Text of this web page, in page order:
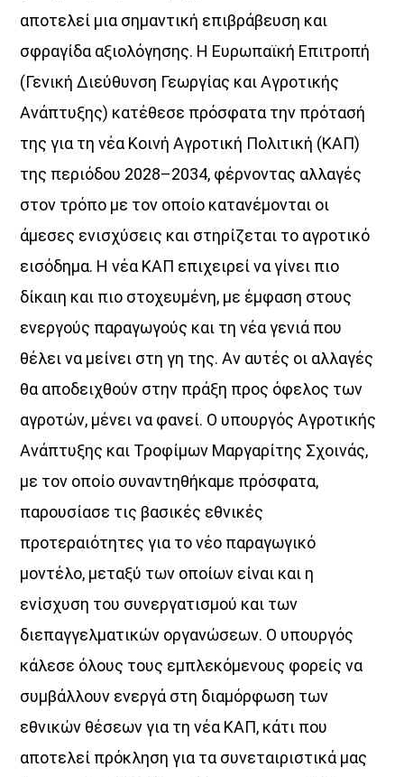
αποτελεί μια σημαντική επιβράβευση και
σφραγίδα αξιολόγησης. Η Ευρωπαϊκή Επιτροπή
(Γενική Διεύθυνση Γεωργίας και Αγροτικής
Ανάπτυξης) κατέθεσε πρόσφατα την πρότασή
της για τη νέα Κοινή Αγροτική Πολιτική (ΚΑΠ)
της περιόδου 2028–2034, φέρνοντας αλλαγές
στον τρόπο με τον οποίο κατανέμονται οι
άμεσες ενισχύσεις και στηρίζεται το αγροτικό
εισόδημα. Η νέα ΚΑΠ επιχειρεί να γίνει πιο
δίκαιη και πιο στοχευμένη, με έμφαση στους
ενεργούς παραγωγούς και τη νέα γενιά που
θέλει να μείνει στη γη της. Αν αυτές οι αλλαγές
θα αποδειχθούν στην πράξη προς όφελος των
αγροτών, μένει να φανεί. Ο υπουργός Αγροτικής
Ανάπτυξης και Τροφίμων Μαργαρίτης Σχοινάς,
με τον οποίο συναντηθήκαμε πρόσφατα,
παρουσίασε τις βασικές εθνικές
προτεραιότητες για το νέο παραγωγικό
μοντέλο, μεταξύ των οποίων είναι και η
ενίσχυση του συνεργατισμού και των
διεπαγγελματικών οργανώσεων. Ο υπουργός
κάλεσε όλους τους εμπλεκόμενους φορείς να
συμβάλλουν ενεργά στη διαμόρφωση των
εθνικών θέσεων για τη νέα ΚΑΠ, κάτι που
αποτελεί πρόκληση για τα συνεταιριστικά μας